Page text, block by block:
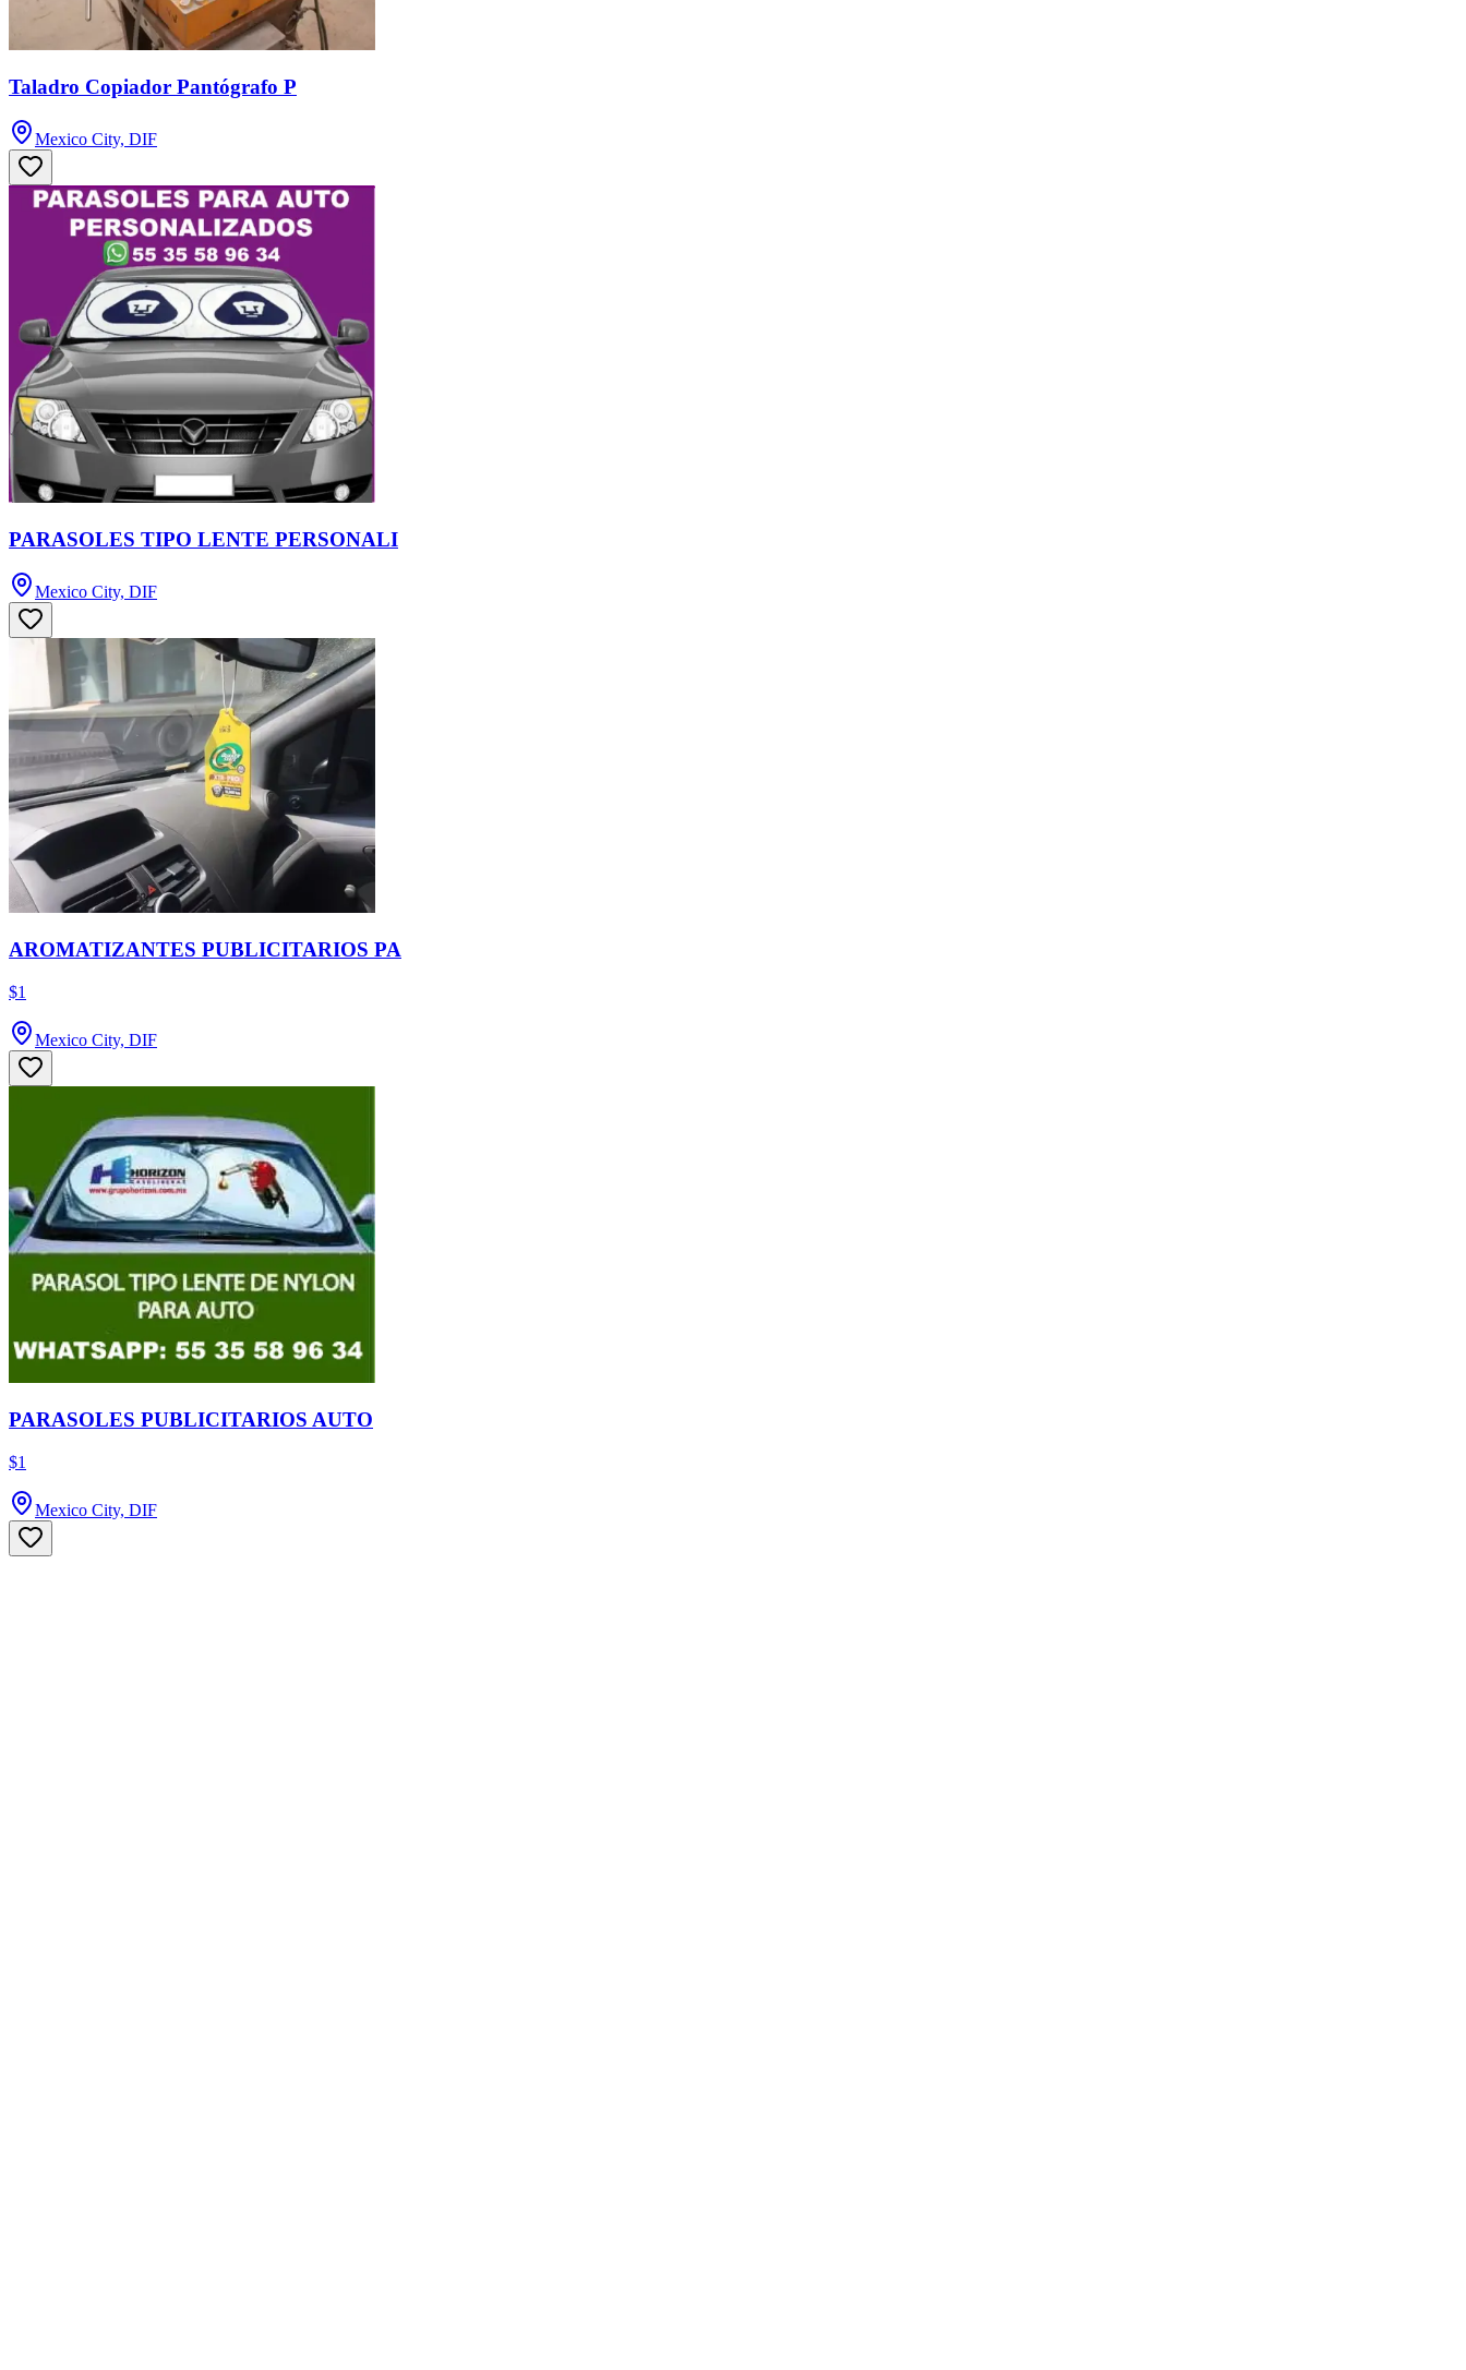
Taladro Copiador Pantógrafo P
Mexico City, DIF
PARASOLES TIPO LENTE PERSONALI
Mexico City, DIF
AROMATIZANTES PUBLICITARIOS PA
$1
Mexico City, DIF
PARASOLES PUBLICITARIOS AUTO
$1
Mexico City, DIF